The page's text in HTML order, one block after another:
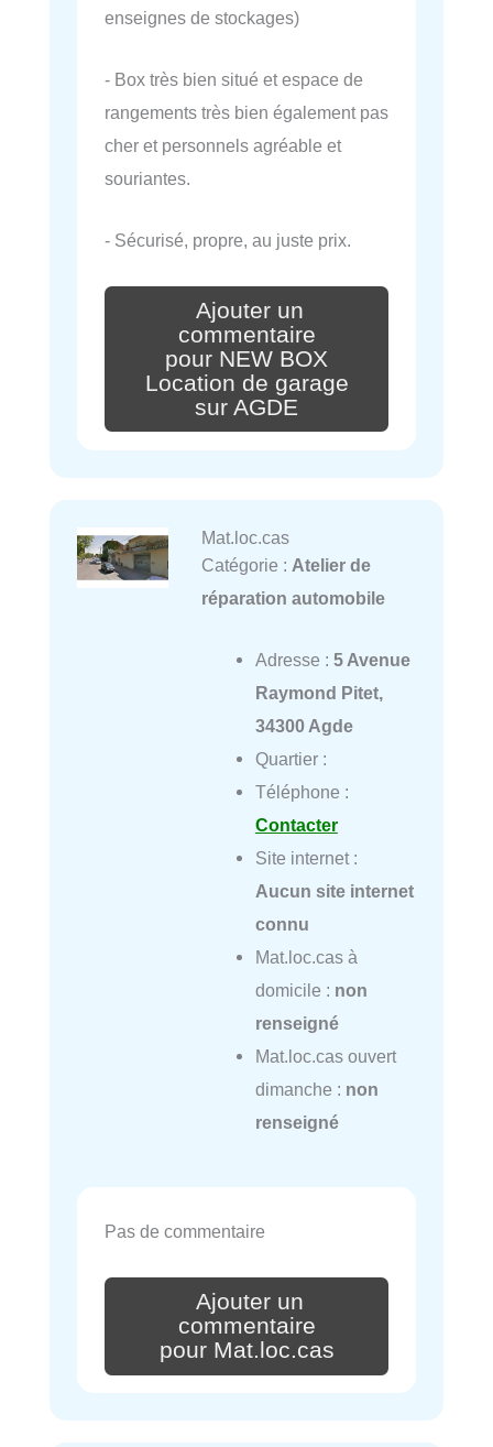
enseignes de stockages)
- Box très bien situé et espace de
rangements très bien également pas
cher et personnels agréable et
souriantes.
- Sécurisé, propre, au juste prix.
Ajouter un
commentaire
pour NEW BOX
Location de garage
sur AGDE
Mat.loc.cas
Catégorie : Atelier de
réparation automobile
Adresse : 5 Avenue
Raymond Pitet,
34300 Agde
Quartier :
Téléphone :
Contacter
Site internet :
Aucun site internet
connu
Mat.loc.cas à
domicile : non
renseigné
Mat.loc.cas ouvert
dimanche : non
renseigné
Pas de commentaire
Ajouter un
commentaire
pour Mat.loc.cas